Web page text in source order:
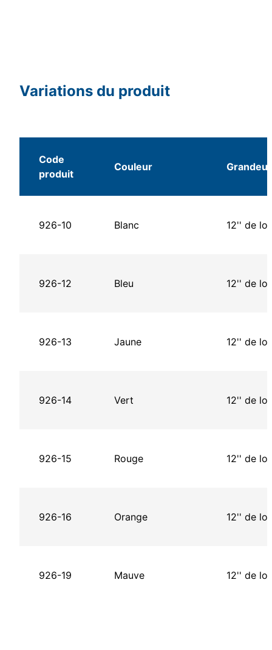
Variations du produit
Code
produit
Couleur Grandeur
926-10 Blanc 12'' de
926-12 Bleu 12'' de
926-13 Jaune 12'' de
926-14 Vert 12'' de
926-15 Rouge 12'' de
926-16 Orange 12'' de
926-19 Mauve 12'' de